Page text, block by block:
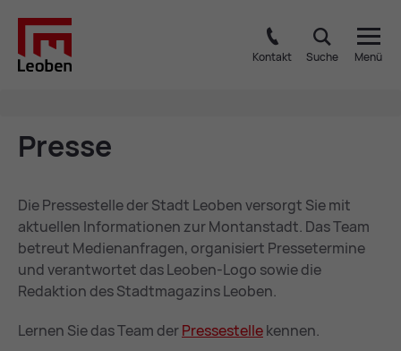
Kontakt Suche Menü
Pres­se
Die Pressestelle der Stadt Leoben versorgt Sie mit
aktuellen Informationen zur Montanstadt. Das Team
betreut Medienanfragen, organisiert Pressetermine
und verantwortet das Leoben-Logo sowie die
Redaktion des Stadtmagazins Leoben.
Lernen Sie das Team derPres­se­stel­lekennen.